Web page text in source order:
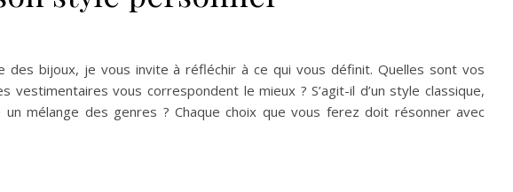
des bijoux, je vous invite à réfléchir à ce qui vous définit. Quelles sont vos
vestimentaires vous correspondent le mieux ? S’agit-il d’un style classique,
mélange des genres ? Chaque choix que vous ferez doit résonner avec